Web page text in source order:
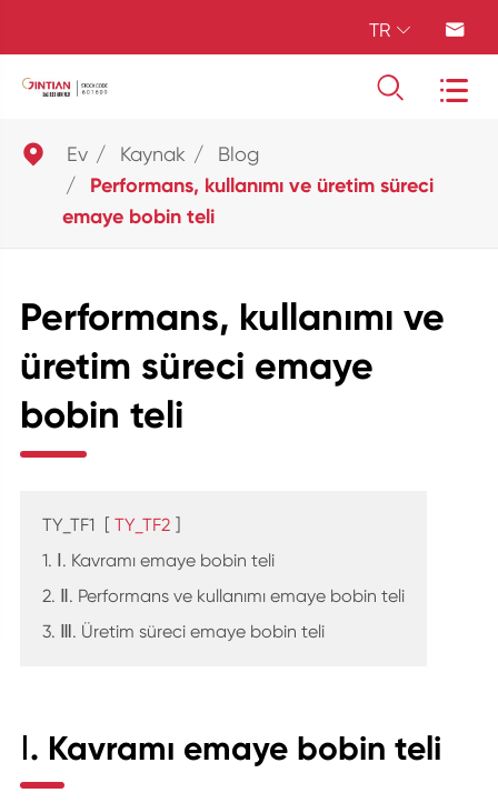
TR  
 
 Ev Kaynak Blog
Performans, kullanımı ve üretim süreci
emaye bobin teli
Performans, kullanımı ve
üretim süreci emaye
bobin teli
TY_TF1 [ TY_TF2 ]
1. Ⅰ. Kavramı emaye bobin teli
2. Ⅱ. Performans ve kullanımı emaye bobin teli
3. Ⅲ. Üretim süreci emaye bobin teli
Ⅰ. Kavramı emaye bobin teli